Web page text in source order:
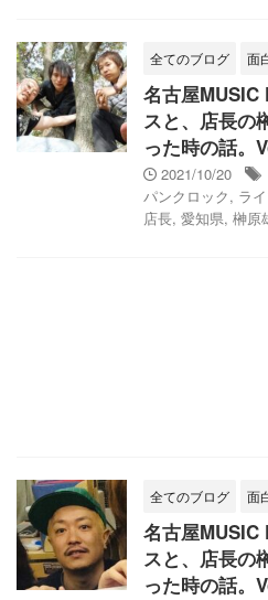
全てのブログ 面
名古屋MUSIC
スと、店長の
った時の話。
2021/10/20
パンクロック, ラ
店長, 愛知県, 榊原
全てのブログ 面
名古屋MUSIC
スと、店長の
った時の話。